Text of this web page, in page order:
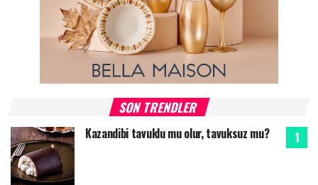
SON TRENDLER
Kazandibi tavuklu mu olur, tavuksuz mu?